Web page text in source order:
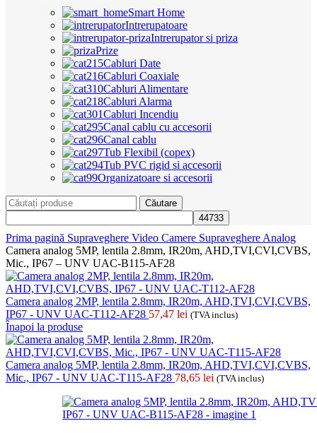
Smart Home
Intrerupatoare
Intrerupator si priza
Prize
Cabluri Date
Cabluri Coaxiale
Cabluri Alimentare
Cabluri Alarma
Cabluri Incendiu
Canal cablu cu accesorii
Canal cablu
Tub Flexibil (copex)
Tub PVC rigid si accesorii
Organizatoare si accesorii
Căutare
Prima pagină Supraveghere Video Camere Supraveghere Analog
Camera analog 5MP, lentila 2.8mm, IR20m, AHD,TVI,CVI,CVBS,
Mic., IP67 – UNV UAC-B115-AF28
Camera analog 2MP, lentila 2.8mm, IR20m, AHD,TVI,CVI,CVBS,
IP67 - UNV UAC-T112-AF28 57,47 lei (TVA inclus)
Înapoi la produse
Camera analog 5MP, lentila 2.8mm, IR20m, AHD,TVI,CVI,CVBS,
Mic., IP67 - UNV UAC-T115-AF28 78,65 lei (TVA inclus)